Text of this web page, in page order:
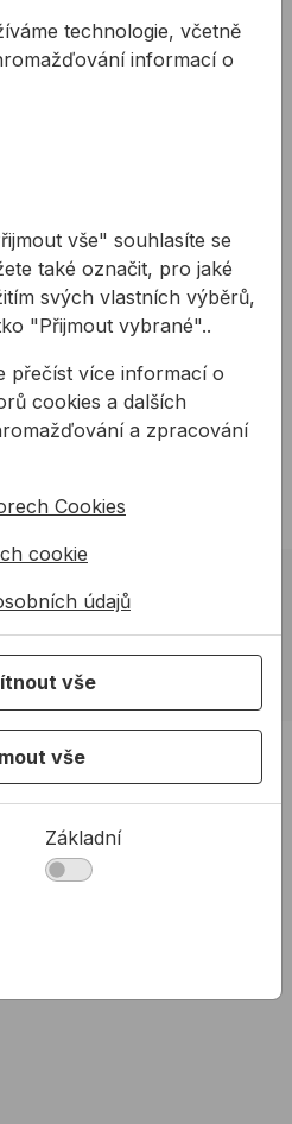
technologie, včetně
informací o
vše" souhlasíte se
také označit, pro jaké
svých vlastních výběrů,
"Přijmout vybrané"..
přečíst více informací o
cookies a dalších
a zpracování
Cookies
cookie
údajů
vše
vše
Základní